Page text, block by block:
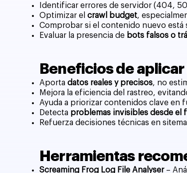
Identificar errores de servidor (404,
Optimizar elcrawl budget,
Comprobar si el contenido nuevo
Evaluar la presencia de bots falsos o
Beneficios de
Aportadatos reales y precisos, no
Mejora la eficiencia del rastreo,
Ayuda a priorizar contenidos clave en
Detecta problemas invisibles desde el
Refuerza decisiones técnicas en
Herramientas
Screaming Frog Log File Analyser–